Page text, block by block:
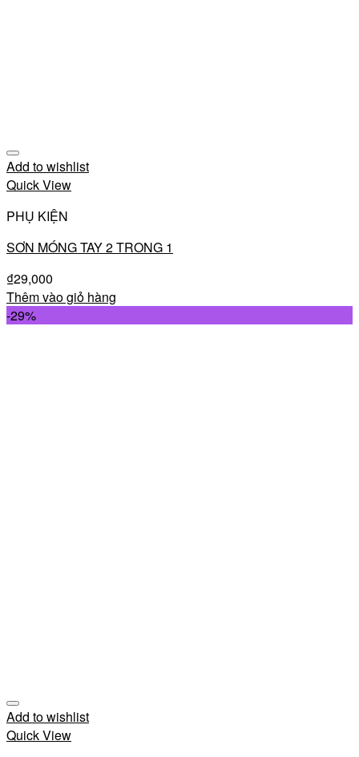
Add to wishlist
Quick View
PHỤ KIỆN
SƠN MÓNG TAY 2 TRONG 1
₫29,000
Thêm vào giỏ hàng
-29%
Add to wishlist
Quick View